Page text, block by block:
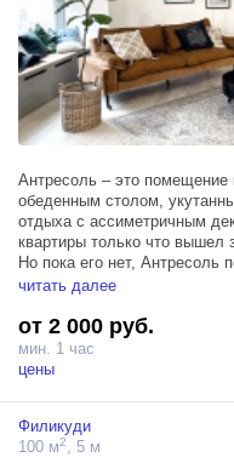
Антресоль – это
обеденным столом,
отдыха с ассиметричным
квартиры только что вышел
Но пока его нет, Антресоль
эстетическую задумку,
Зал Антресоль занимает
на втором этаже и
холлом, в котором при
разместить техническую зону
читать далее
от 2 000 руб.
мин. 1 час
цены
Филикуди
100 м2 , 5 м